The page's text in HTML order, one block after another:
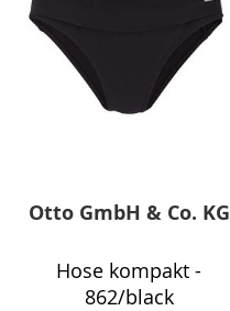
Otto GmbH & Co. KG
Hose kompakt -
862/black